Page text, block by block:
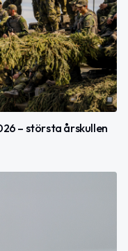
– största årskullen